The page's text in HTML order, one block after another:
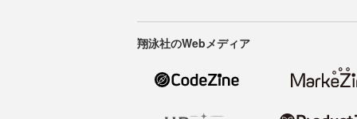
翔泳社のWebメディア